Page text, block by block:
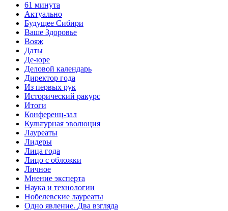
61 минута
Актуально
Будущее Сибири
Ваше Здоровье
Вояж
Даты
Де-юре
Деловой календарь
Директор года
Из первых рук
Исторический ракурс
Итоги
Конференц-зал
Культурная эволюция
Лауреаты
Лидеры
Лица года
Лицо с обложки
Личное
Мнение эксперта
Наука и технологии
Нобелевские лауреаты
Одно явление. Два взгляда